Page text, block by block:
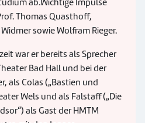
ab.Wichtige Impulse
Thomas Quasthoff,
sowie Wolfram Rieger.
war er bereits als Sprecher
Bad Hall und bei der
als Colas („Bastien und
Wels und als Falstaff („Die
als Gast der HMTM